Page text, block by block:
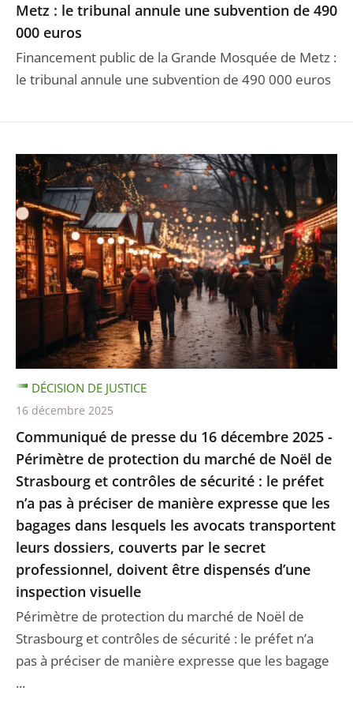
Metz : le tribunal annule une subvention de 490
000 euros
Financement public de la Grande Mosquée de Metz :
le tribunal annule une subvention de 490 000 euros
Communiqué de presse du 16 décembre 2025 -
Périmètre de protection du marché de Noël de
Strasbourg et contrôles de sécurité : le préfet
n’a pas à préciser de manière expresse que les
bagages dans lesquels les avocats transportent
leurs dossiers, couverts par le secret
professionnel, doivent être dispensés d’une
inspection visuelle
Périmètre de protection du marché de Noël de
Strasbourg et contrôles de sécurité : le préfet n’a
pas à préciser de manière expresse que les bagage
...
DÉCISION DE JUSTICE
16 décembre 2025